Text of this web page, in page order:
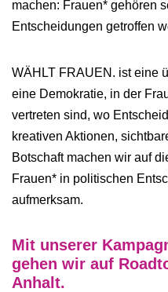
machen: Frauen* gehören
Entscheidungen getroffen
WÄHLT FRAUEN. ist eine
eine Demokratie, in der
vertreten sind, wo
kreativen Aktionen,
Botschaft machen wir auf
Frauen* in politischen
aufmerksam.
Mit unserer
gehen wir auf
Anhalt.